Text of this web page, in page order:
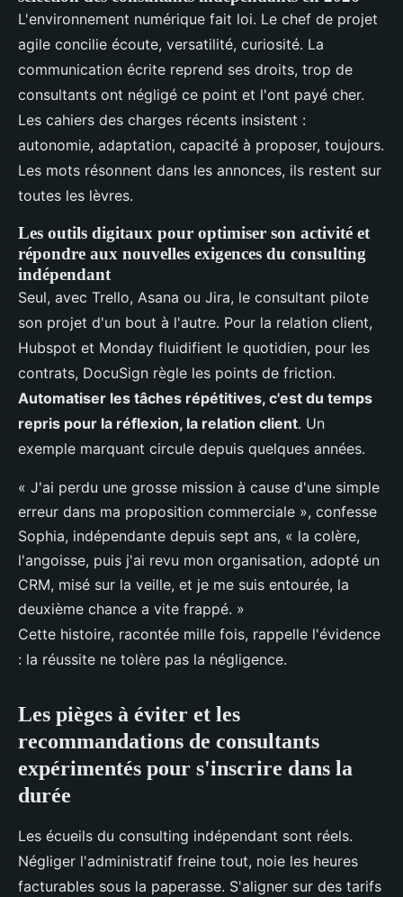
L'environnement numérique fait loi. Le chef de projet
agile concilie écoute, versatilité, curiosité. La
communication écrite reprend ses droits, trop de
consultants ont négligé ce point et l'ont payé cher.
Les cahiers des charges récents insistent :
autonomie, adaptation, capacité à proposer, toujours.
Les mots résonnent dans les annonces, ils restent sur
toutes les lèvres.
Les outils digitaux pour optimiser son activité et
répondre aux nouvelles exigences du consulting
indépendant
Seul, avec Trello, Asana ou Jira, le consultant pilote
son projet d'un bout à l'autre. Pour la relation client,
Hubspot et Monday fluidifient le quotidien, pour les
contrats, DocuSign règle les points de friction.
Automatiser les tâches répétitives, c'est du temps
repris pour la réflexion, la relation client. Un
exemple marquant circule depuis quelques années.
« J'ai perdu une grosse mission à cause d'une simple
erreur dans ma proposition commerciale », confesse
Sophia, indépendante depuis sept ans, « la colère,
l'angoisse, puis j'ai revu mon organisation, adopté un
CRM, misé sur la veille, et je me suis entourée, la
deuxième chance a vite frappé. »
Cette histoire, racontée mille fois, rappelle l'évidence
: la réussite ne tolère pas la négligence.
Les pièges à éviter et les
recommandations de consultants
expérimentés pour s'inscrire dans la
durée
Les écueils du consulting indépendant sont réels.
Négliger l'administratif freine tout, noie les heures
facturables sous la paperasse. S'aligner sur des tarifs